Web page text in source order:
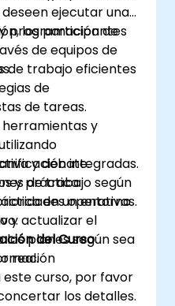
ejecutar una
programación de
de equipos de
los participantes
de trabajo eficientes
de
de tareas.
y
integradas.
de trabajo según
operativas.
y actualizar el
planes según sea
real.
y debate.
y práctica.
en un entorno
del Curso
curso, por favor
los detalles.